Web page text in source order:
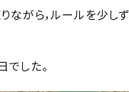
ながら，ルールを少
した。